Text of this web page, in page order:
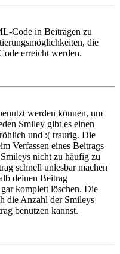
Code in Beiträgen zu
die
erreicht werden.
werden können, um
Smiley gibt es einen
und :( traurig. Die
Verfassen eines Beitrags
nicht zu häufig zu
schnell unlesbar machen
deinen Beitrag
komplett löschen. Die
die Anzahl der Smileys
benutzen kannst.